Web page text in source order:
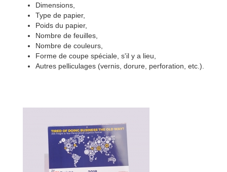
Dimensions,
Type de papier,
Poids du papier,
Nombre de feuilles,
Nombre de couleurs,
Forme de coupe spéciale, s'il y a lieu,
Autres pelliculages (vernis, dorure, perforation, etc.).